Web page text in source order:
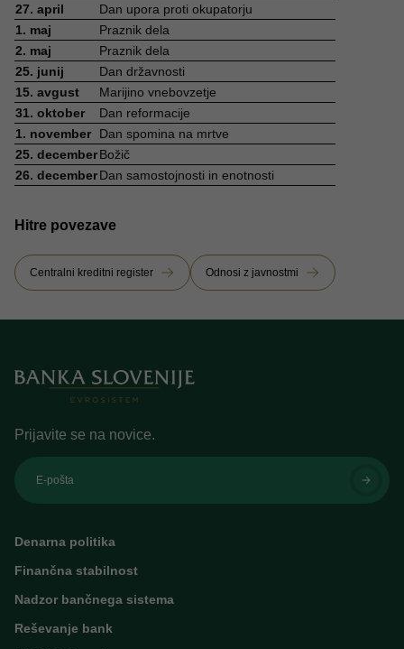
27. april
Dan upora proti okupatorju
1. maj
Praznik dela
2. maj
Praznik dela
25. junij
Dan državnosti
15. avgust
Marijino vnebovzetje
31. oktober
Dan reformacije
1. november
Dan spomina na mrtve
25. decemberBožič
26. decemberDan samostojnosti in enotnosti
Hitre povezave
Centralni kreditni register Odnosi z javnostmi
Prijavite se na novice.
E-pošta
Denarna politika
Finančna stabilnost
Nadzor bančnega sistema
Reševanje bank